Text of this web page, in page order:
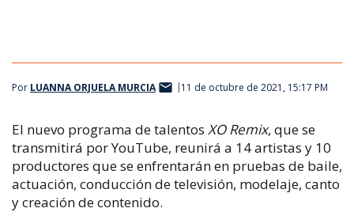
Por LUANNA ORJUELA MURCIA 11 de octubre de 2021, 15:17 PM
El nuevo programa de talentos XO Remix, que se
transmitirá por YouTube, reunirá a 14 artistas y 10
productores que se enfrentarán en pruebas de baile,
actuación, conducción de televisión, modelaje, canto
y creación de contenido.